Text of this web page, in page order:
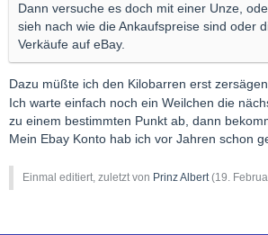
Dann versuche es doch mit einer Unze,
sieh nach wie die Ankaufspreise sind oder
Verkäufe auf eBay.
Dazu müßte ich den Kilobarren erst zersägen.
Ich warte einfach noch ein Weilchen die
zu einem bestimmten Punkt ab, dann
Mein Ebay Konto hab ich vor Jahren schon
Einmal editiert, zuletzt von Prinz Albert(19.